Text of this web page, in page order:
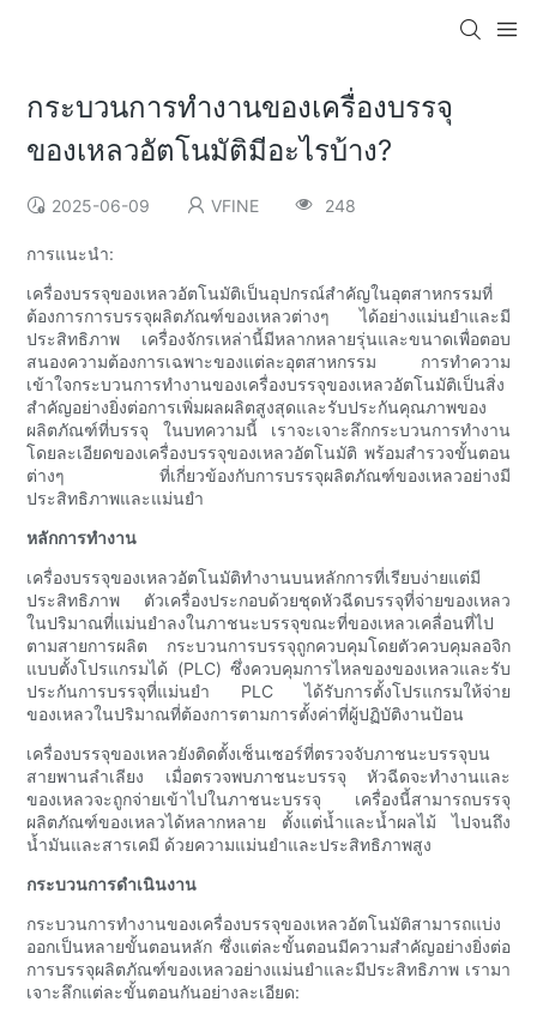
กระบวนการทำงานของเครื่องบรรจุ
ของเหลวอัตโนมัติมีอะไรบ้าง?
2025-06-09 VFINE 248
การแนะนำ:
เครื่องบรรจุของเหลวอัตโนมัติเป็นอุปกรณ์สำคัญในอุตสาหกรรมที่
ต้องการการบรรจุผลิตภัณฑ์ของเหลวต่างๆ ได้อย่างแม่นยำและมี
ประสิทธิภาพ เครื่องจักรเหล่านี้มีหลากหลายรุ่นและขนาดเพื่อตอบ
สนองความต้องการเฉพาะของแต่ละอุตสาหกรรม การทำความ
เข้าใจกระบวนการทำงานของเครื่องบรรจุของเหลวอัตโนมัติเป็นสิ่ง
สำคัญอย่างยิ่งต่อการเพิ่มผลผลิตสูงสุดและรับประกันคุณภาพของ
ผลิตภัณฑ์ที่บรรจุ ในบทความนี้ เราจะเจาะลึกกระบวนการทำงาน
โดยละเอียดของเครื่องบรรจุของเหลวอัตโนมัติ พร้อมสำรวจขั้นตอน
ต่างๆ ที่เกี่ยวข้องกับการบรรจุผลิตภัณฑ์ของเหลวอย่างมี
ประสิทธิภาพและแม่นยำ
หลักการทำงาน
เครื่องบรรจุของเหลวอัตโนมัติทำงานบนหลักการที่เรียบง่ายแต่มี
ประสิทธิภาพ ตัวเครื่องประกอบด้วยชุดหัวฉีดบรรจุที่จ่ายของเหลว
ในปริมาณที่แม่นยำลงในภาชนะบรรจุขณะที่ของเหลวเคลื่อนที่ไป
ตามสายการผลิต กระบวนการบรรจุถูกควบคุมโดยตัวควบคุมลอจิก
แบบตั้งโปรแกรมได้ (PLC) ซึ่งควบคุมการไหลของของเหลวและรับ
ประกันการบรรจุที่แม่นยำ PLC ได้รับการตั้งโปรแกรมให้จ่าย
ของเหลวในปริมาณที่ต้องการตามการตั้งค่าที่ผู้ปฏิบัติงานป้อน
เครื่องบรรจุของเหลวยังติดตั้งเซ็นเซอร์ที่ตรวจจับภาชนะบรรจุบน
สายพานลำเลียง เมื่อตรวจพบภาชนะบรรจุ หัวฉีดจะทำงานและ
ของเหลวจะถูกจ่ายเข้าไปในภาชนะบรรจุ เครื่องนี้สามารถบรรจุ
ผลิตภัณฑ์ของเหลวได้หลากหลาย ตั้งแต่น้ำและน้ำผลไม้ ไปจนถึง
น้ำมันและสารเคมี ด้วยความแม่นยำและประสิทธิภาพสูง
กระบวนการดำเนินงาน
กระบวนการทำงานของเครื่องบรรจุของเหลวอัตโนมัติสามารถแบ่ง
ออกเป็นหลายขั้นตอนหลัก ซึ่งแต่ละขั้นตอนมีความสำคัญอย่างยิ่งต่อ
การบรรจุผลิตภัณฑ์ของเหลวอย่างแม่นยำและมีประสิทธิภาพ เรามา
เจาะลึกแต่ละขั้นตอนกันอย่างละเอียด: